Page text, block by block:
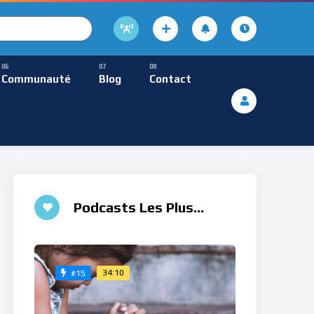
Lecture
Communauté Blog Contact
Méditative
Podcasts Les Plus
#15 34:10